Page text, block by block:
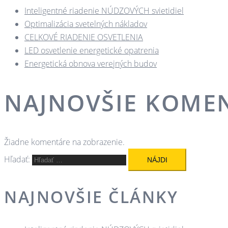
Inteligentné riadenie NÚDZOVÝCH svietidiel
Optimalizácia svetelných nákladov
CELKOVÉ RIADENIE OSVETLENIA
LED osvetlenie energetické opatrenia
Energetická obnova verejných budov
NAJNOVŠIE
Žiadne komentáre na zobrazenie.
Hľadať:
NAJNOVŠIE ČLÁNKY